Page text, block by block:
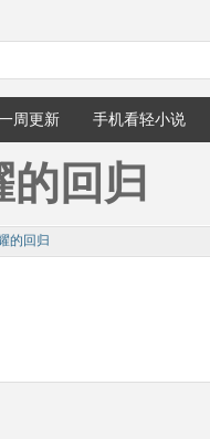
周更新 手机看轻小说
回归
的回归